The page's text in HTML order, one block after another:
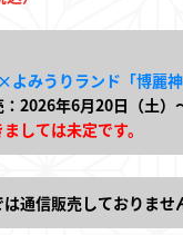
よみうりランド「博麗
：2026年6月20日（土）
しては未定です。
通信販売しておりませ